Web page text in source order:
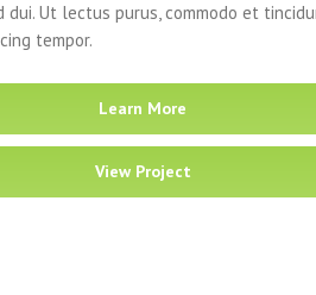
Ut lectus purus, commodo et
tempor.
Learn More
View Project